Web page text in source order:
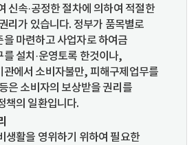
신속·공정한 절차에 의하여 적절한
리가 있습니다. 정부가 품목별로
을 마련하고 사업자로 하여금
설치·운영토록 한것이나,
관에서 소비자불만, 피해구제업무를
은 소비자의 보상받을 권리를
책의 일환입니다.
생활을 영위하기 위하여 필요한